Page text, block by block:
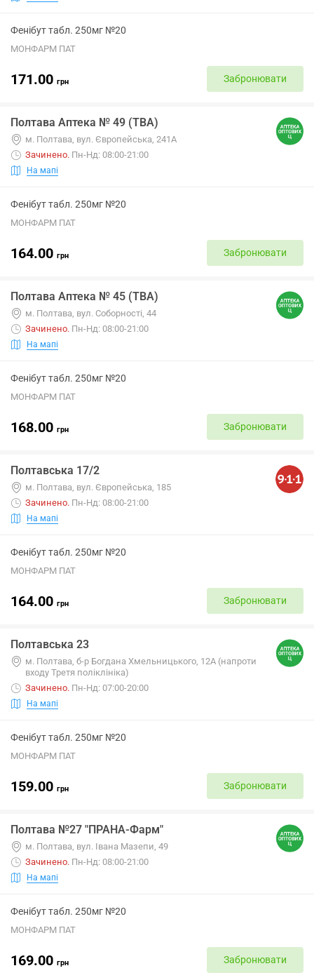
Фенібут табл. 250мг №20
МОНФАРМ ПАТ
171.00 грн Забронювати
Полтава Аптека № 49 (ТВА)
м. Полтава, вул. Європейська, 241А
Зачинено. Пн-Нд: 08:00-21:00
На мапі
Фенібут табл. 250мг №20
МОНФАРМ ПАТ
164.00 грн Забронювати
Полтава Аптека № 45 (ТВА)
м. Полтава, вул. Соборності, 44
Зачинено. Пн-Нд: 08:00-21:00
На мапі
Фенібут табл. 250мг №20
МОНФАРМ ПАТ
168.00 грн Забронювати
Полтавська 17/2
м. Полтава, вул. Європейська, 185
Зачинено. Пн-Нд: 08:00-21:00
На мапі
Фенібут табл. 250мг №20
МОНФАРМ ПАТ
164.00 грн Забронювати
Полтавська 23
м. Полтава, б-р Богдана Хмельницького, 12А (напроти
входу Третя поліклініка)
Зачинено. Пн-Нд: 07:00-20:00
На мапі
Фенібут табл. 250мг №20
МОНФАРМ ПАТ
159.00 грн Забронювати
Полтава №27 "ПРАНА-Фарм"
м. Полтава, вул. Івана Мазепи, 49
Зачинено. Пн-Нд: 08:00-21:00
На мапі
Фенібут табл. 250мг №20
МОНФАРМ ПАТ
169.00 грн Забронювати